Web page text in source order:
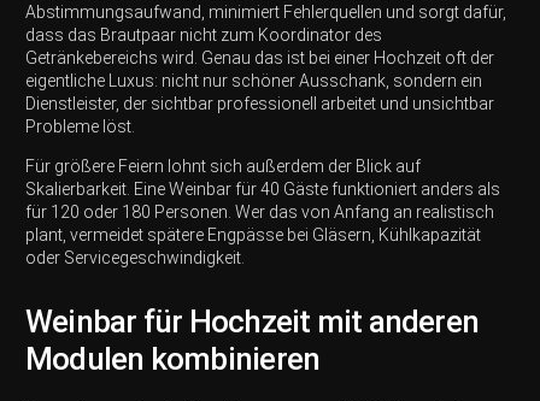
Abstimmungsaufwand, minimiert Fehlerquellen und sorgt dafür,
dass das Brautpaar nicht zum Koordinator des
Getränkebereichs wird. Genau das ist bei einer Hochzeit oft der
eigentliche Luxus: nicht nur schöner Ausschank, sondern ein
Dienstleister, der sichtbar professionell arbeitet und unsichtbar
Probleme löst.
Für größere Feiern lohnt sich außerdem der Blick auf
Skalierbarkeit. Eine Weinbar für 40 Gäste funktioniert anders als
für 120 oder 180 Personen. Wer das von Anfang an realistisch
plant, vermeidet spätere Engpässe bei Gläsern, Kühlkapazität
oder Servicegeschwindigkeit.
Weinbar für Hochzeit mit anderen
Modulen kombinieren